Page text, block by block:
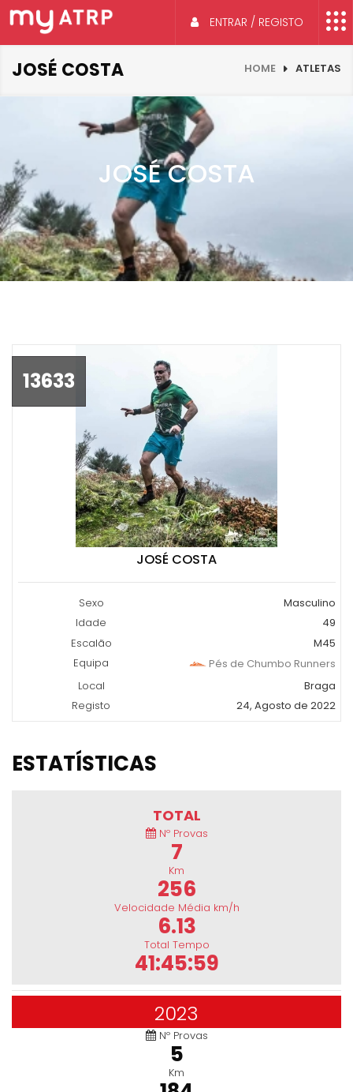
ENTRAR / REGISTO
JOSÉ COSTA HOME ATLETAS
JOSÉ COSTA
13633
JOSÉ COSTA
Sexo
Masculino
Idade
49
Escalão
M45
Equipa
Pés de Chumbo Runners
Local
Braga
Registo
24, Agosto de 2022
ESTATÍSTICAS
TOTAL
Nº Provas
7
Km
256
Velocidade Média km/h
6.13
Total Tempo
41:45:59
2023
Nº Provas
5
Km